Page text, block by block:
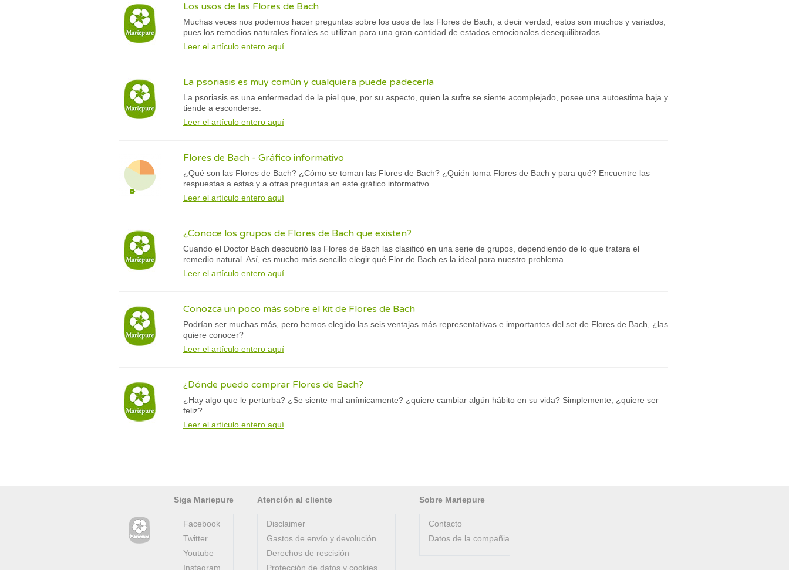
Los usos de las Flores de Bach
Muchas veces nos podemos hacer preguntas sobre los usos de las Flores de Bach, a decir verdad, estos son muchos y variados,
pues los remedios naturales florales se utilizan para una gran cantidad de estados emocionales desequilibrados...
Leer el artículo entero aquí
La psoriasis es muy común y cualquiera puede padecerla
La psoriasis es una enfermedad de la piel que, por su aspecto, quien la sufre se siente acomplejado, posee una autoestima baja y
tiende a esconderse.
Leer el artículo entero aquí
Flores de Bach - Gráfico informativo
¿Qué son las Flores de Bach? ¿Cómo se toman las Flores de Bach? ¿Quién toma Flores de Bach y para qué? Encuentre las
respuestas a estas y a otras preguntas en este gráfico informativo.
Leer el artículo entero aquí
¿Conoce los grupos de Flores de Bach que existen?
Cuando el Doctor Bach descubrió las Flores de Bach las clasificó en una serie de grupos, dependiendo de lo que tratara el
remedio natural. Así, es mucho más sencillo elegir qué Flor de Bach es la ideal para nuestro problema...
Leer el artículo entero aquí
Conozca un poco más sobre el kit de Flores de Bach
Podrían ser muchas más, pero hemos elegido las seis ventajas más representativas e importantes del set de Flores de Bach, ¿las
quiere conocer?
Leer el artículo entero aquí
¿Dónde puedo comprar Flores de Bach?
¿Hay algo que le perturba? ¿Se siente mal anímicamente? ¿quiere cambiar algún hábito en su vida? Simplemente, ¿quiere ser
feliz?
Leer el artículo entero aquí
Siga Mariepure
Facebook
Twitter
Youtube
Instagram
Atención al cliente
Disclaimer
Gastos de envío y devolución
Derechos de rescisión
Protección de datos y cookies
Sobre Mariepure
Contacto
Datos de la compañia